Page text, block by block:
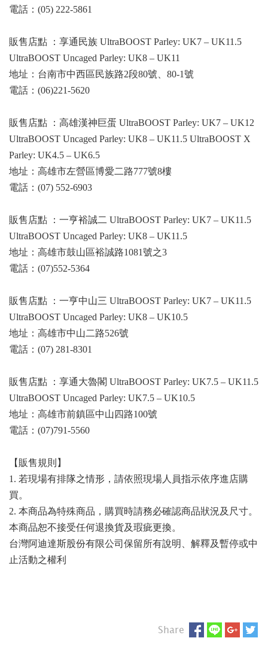
電話：(05) 222-5861
販售店點 ：享通民族 UltraBOOST Parley: UK7 – UK11.5
UltraBOOST Uncaged Parley: UK8 – UK11
地址：台南市中西區民族路2段80號、80-1號
電話：(06)221-5620
販售店點 ：高雄漢神巨蛋 UltraBOOST Parley: UK7 – UK12
UltraBOOST Uncaged Parley: UK8 – UK11.5 UltraBOOST X
Parley: UK4.5 – UK6.5
地址：高雄市左營區博愛二路777號8樓
電話：(07) 552-6903
販售店點 ：一亨裕誠二 UltraBOOST Parley: UK7 – UK11.5
UltraBOOST Uncaged Parley: UK8 – UK11.5
地址：高雄市鼓山區裕誠路1081號之3
電話：(07)552-5364
販售店點 ：一亨中山三 UltraBOOST Parley: UK7 – UK11.5
UltraBOOST Uncaged Parley: UK8 – UK10.5
地址：高雄市中山二路526號
電話：(07) 281-8301
販售店點 ：享通大魯閣 UltraBOOST Parley: UK7.5 – UK11.5
UltraBOOST Uncaged Parley: UK7.5 – UK10.5
地址：高雄市前鎮區中山四路100號
電話：(07)791-5560
【販售規則】
1. 若現場有排隊之情形，請依照現場人員指示依序進店購
買。
2. 本商品為特殊商品，購買時請務必確認商品狀況及尺寸。
本商品恕不接受任何退換貨及瑕疵更換。
台灣阿迪達斯股份有限公司保留所有說明、解釋及暫停或中
止活動之權利
Share